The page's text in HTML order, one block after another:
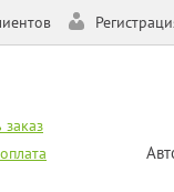
заказ